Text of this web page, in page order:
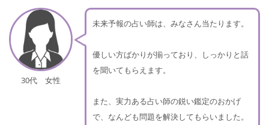
30代 女性
未来予報の占い師は、みなさん当たります。
優しい方ばかりが揃っており、しっかりと話
を聞いてもらえます。
また、実力ある占い師の鋭い鑑定のおかげ
で、なんども問題を解決してもらいました。